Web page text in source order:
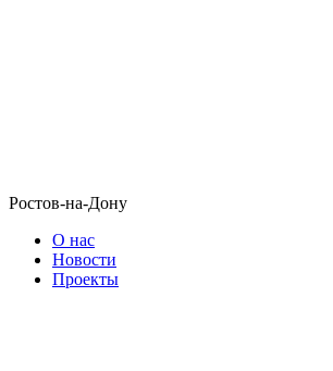
Ростов-на-Дону
О нас
Новости
Проекты